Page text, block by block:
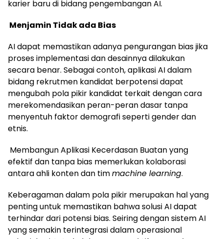
karier baru di bidang pengembangan AI.
Menjamin Tidak ada Bias
AI dapat memastikan adanya pengurangan bias jika
proses implementasi dan desainnya dilakukan
secara benar. Sebagai contoh, aplikasi AI dalam
bidang rekrutmen kandidat berpotensi dapat
mengubah pola pikir kandidat terkait dengan cara
merekomendasikan peran-peran dasar tanpa
menyentuh faktor demografi seperti gender dan
etnis.
Membangun Aplikasi Kecerdasan Buatan yang
efektif dan tanpa bias memerlukan kolaborasi
antara ahli konten dan timmachine learning.
Keberagaman dalam pola pikir merupakan hal yang
penting untuk memastikan bahwa solusi AI dapat
terhindar dari potensi bias. Seiring dengan sistem AI
yang semakin terintegrasi dalam operasional